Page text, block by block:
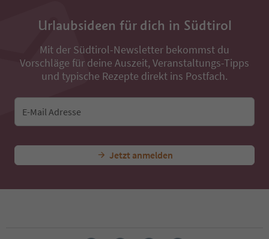
Urlaubsideen für dich in Südtirol
Mit der Südtirol-Newsletter bekommst du
Vorschläge für deine Auszeit, Veranstaltungs-Tipps
und typische Rezepte direkt ins Postfach.
E-Mail Adresse
Jetzt anmelden